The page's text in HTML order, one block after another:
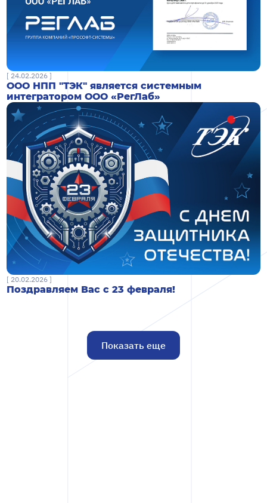
[ 24.02.2026 ]
ООО НПП "ТЭК" является системным
интегратором ООО «РегЛаб»
[ 20.02.2026 ]
Поздравляем Вас с 23 февраля!
Показать еще